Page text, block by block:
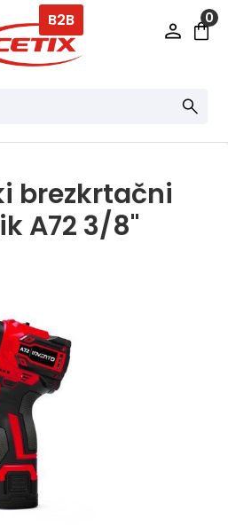
0
B2B
brezkrtačni
A72 3/8"